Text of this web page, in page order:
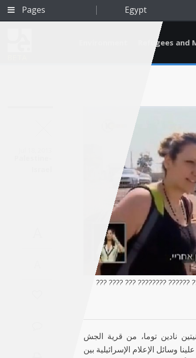
Pages Egypt
Refugees and
[?? ?????? ????? ???? ???
نادين توما، من قرية الجش
وسائل الإعلام الإسرائيلية بين